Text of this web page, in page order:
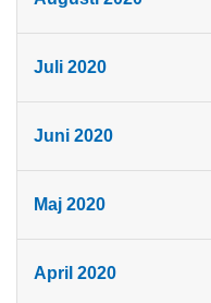
Juli 2020
Juni 2020
Maj 2020
April 2020